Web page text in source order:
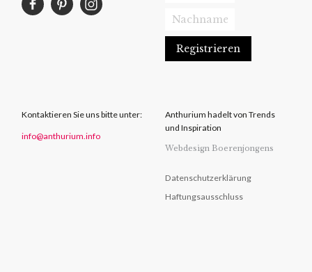
Kontaktieren Sie uns bitte unter:
info@anthurium.info
Anthurium hadelt von Trends
und Inspiration
Webdesign Boerenjongens
Datenschutzerklärung
Haftungsausschluss